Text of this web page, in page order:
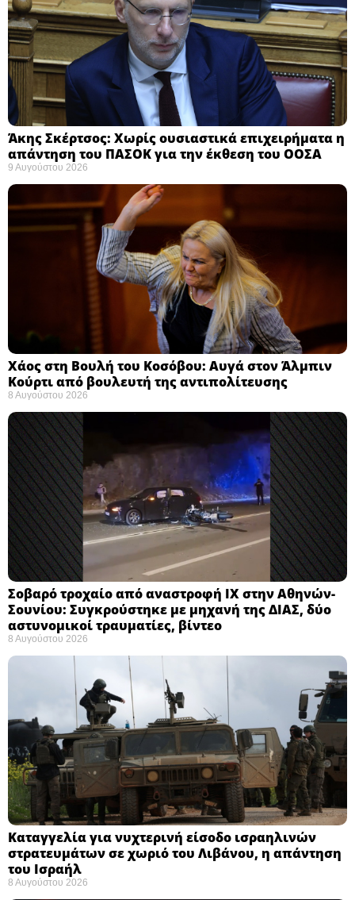
Άκης Σκέρτσος: Χωρίς ουσιαστικά επιχειρήματα η
απάντηση του ΠΑΣΟΚ για την έκθεση του ΟΟΣΑ ​
9 Αυγούστου 2026
Χάος στη Βουλή του Κοσόβου: Αυγά στον Άλμπιν
Κούρτι από βουλευτή της αντιπολίτευσης
8 Αυγούστου 2026
Σοβαρό τροχαίο από αναστροφή ΙΧ στην Αθηνών-
Σουνίου: Συγκρούστηκε με μηχανή της ΔΙΑΣ, δύο
αστυνομικοί τραυματίες, βίντεο
8 Αυγούστου 2026
Καταγγελία για νυχτερινή είσοδο ισραηλινών
στρατευμάτων σε χωριό του Λιβάνου, η απάντηση
του Ισραήλ
8 Αυγούστου 2026